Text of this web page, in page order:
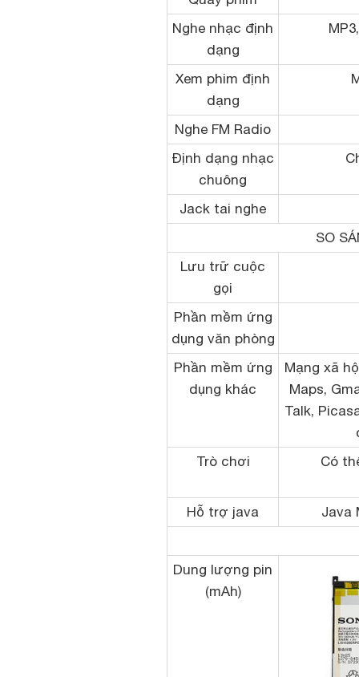
Nghe nhạc định
dạng
Xem phim định
dạng
Nghe FM Radio
Định dạng nhạc
chuông
Jack tai nghe
SO
Lưu trữ cuộc
gọi
Phần mềm ứng
dụng văn phòng
Phần mềm ứng
dụng khác
Mạng xã
Maps,
Talk,
Trò chơi
Có
Hỗ trợ java Java
Dung lượng pin
(mAh)